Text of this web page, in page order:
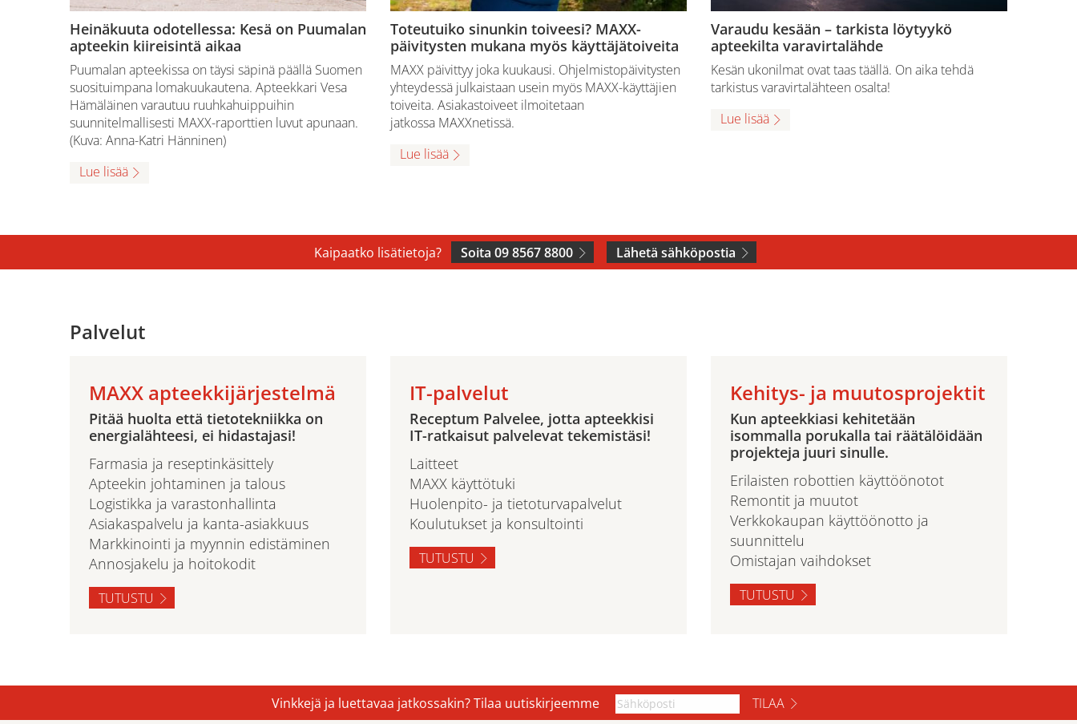
Heinäkuuta odotellessa: Kesä on Puumalan
apteekin kiireisintä aikaa
Puumalan apteekissa on täysi säpinä päällä Suomen
suosituimpana lomakuukautena. Apteekkari Vesa
Hämäläinen varautuu ruuhkahuippuihin
suunnitelmallisesti MAXX-raporttien luvut apunaan.
(Kuva: Anna-Katri Hänninen)
Lue lisää
Toteutuiko sinunkin toiveesi? MAXX-
päivitysten mukana myös käyttäjätoiveita
MAXX päivittyy joka kuukausi. Ohjelmistopäivitysten
yhteydessä julkaistaan usein myös MAXX-käyttäjien
toiveita. Asiakastoiveet ilmoitetaan
jatkossa MAXXnetissä.
Lue lisää
Varaudu kesään – tarkista löytyykö
apteekilta varavirtalähde
Kesän ukonilmat ovat taas täällä. On aika tehdä
tarkistus varavirtalähteen osalta!
Lue lisää
Kaipaatko lisätietoja? Soita 09 8567 8800 Lähetä sähköpostia
Palvelut
MAXX apteekkijärjestelmä
Pitää huolta että tietotekniikka on
energialähteesi, ei hidastajasi!
Farmasia ja reseptinkäsittely
Apteekin johtaminen ja talous
Logistikka ja varastonhallinta
Asiakaspalvelu ja kanta-asiakkuus
Markkinointi ja myynnin edistäminen
Annosjakelu ja hoitokodit
TUTUSTU
IT-palvelut
Receptum Palvelee, jotta apteekkisi
IT-ratkaisut palvelevat tekemistäsi!
Laitteet
MAXX käyttötuki
Huolenpito- ja tietoturvapalvelut
Koulutukset ja konsultointi
TUTUSTU
Kehitys- ja muutosprojektit
Kun apteekkiasi kehitetään
isommalla porukalla tai räätälöidään
projekteja juuri sinulle.
Erilaisten robottien käyttöönotot
Remontit ja muutot
Verkkokaupan käyttöönotto ja
suunnittelu
Omistajan vaihdokset
TUTUSTU
Vinkkejä ja luettavaa jatkossakin? Tilaa uutiskirjeemme TILAA